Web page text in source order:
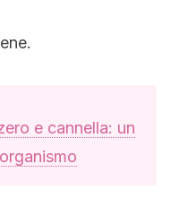
e cannella: un